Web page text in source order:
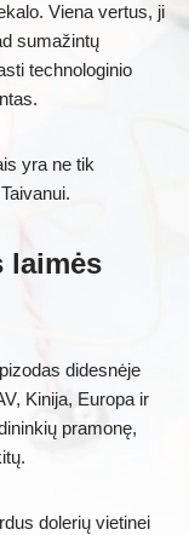
Viena vertus, ji
sumažintų
technologinio
yra ne tik
laimės
didesnėje
Kinija, Europa ir
pramonę,
dolerių vietinei